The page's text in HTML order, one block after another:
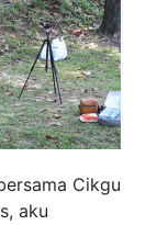
Cikgu
aku